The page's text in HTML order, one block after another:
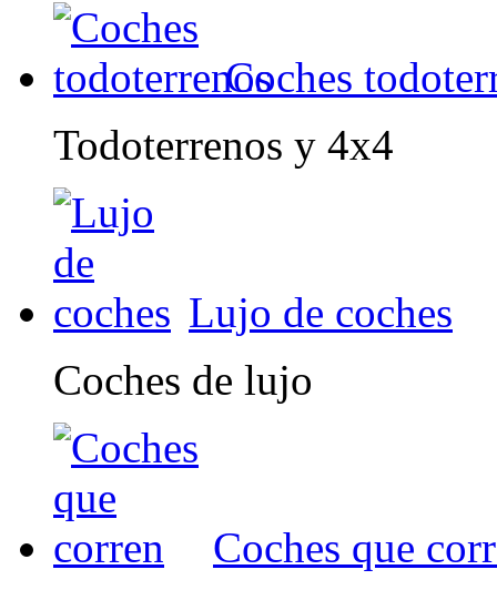
Coches
Todoterrenos y 4x4
Lujo de coches
Coches de lujo
Coches que